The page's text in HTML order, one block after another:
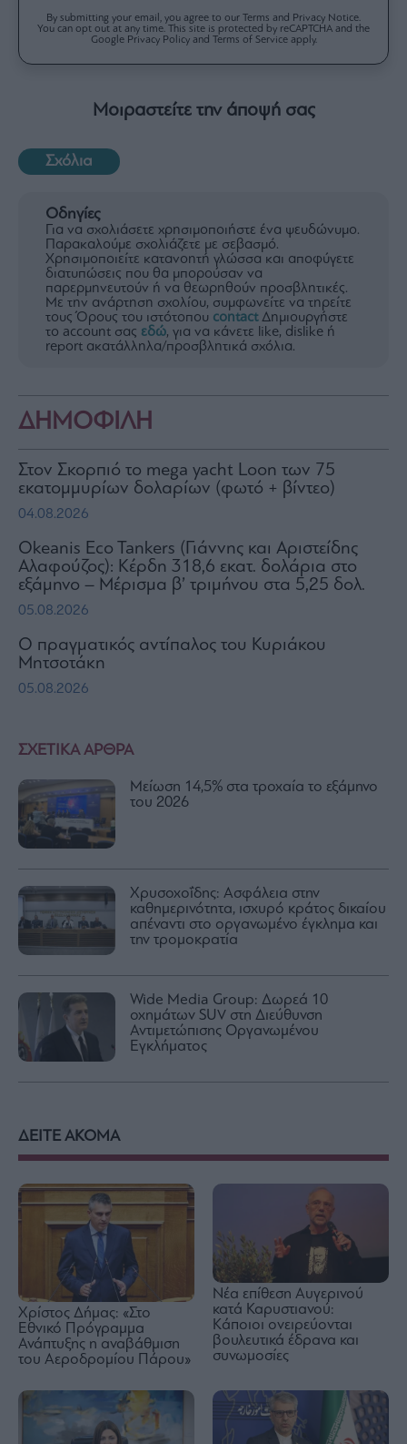
ΣΧΕΤΙΚΑ ΑΡΘΡΑ
Μείωση 14,5% στα τροχαία το εξάμηνο
του 2026
Χρυσοχοΐδης: Ασφάλεια στην
καθημερινότητα, ισχυρό κράτος δικαίου
απέναντι στο οργανωμένο έγκλημα και
την τρομοκρατία
Wide Media Group: Δωρεά 10
οχημάτων SUV στη Διεύθυνση
Αντιμετώπισης Οργανωμένου
Εγκλήματος
By submitting your email, you agree to our Terms and Privacy Notice.
You can opt out at any time. This site is protected by reCAPTCHA and the
Google Privacy Policy and Terms of Service apply.
Μοιραστείτε την άποψή σας
Σχόλια
Οδηγίες
Για να σχολιάσετε χρησιμοποιήστε ένα ψευδώνυμο.
Παρακαλούμε σχολιάζετε με σεβασμό.
Χρησιμοποιείτε κατανοητή γλώσσα και αποφύγετε
διατυπώσεις που θα μπορούσαν να
παρερμηνευτούν ή να θεωρηθούν προσβλητικές.
Με την ανάρτηση σχολίου, συμφωνείτε να τηρείτε
τους Όρους του ιστότοπου contactΔημιουργήστε
το account σας εδώ, για να κάνετε like, dislike ή
report ακατάλληλα/προσβλητικά σχόλια.
ΔΗΜΟΦΙΛΗ
Στον Σκορπιό το mega yacht Loon των 75
εκατομμυρίων δολαρίων (φωτό + βίντεο)
04.08.2026
Okeanis Eco Tankers (Γιάννης και Αριστείδης
Αλαφούζος): Κέρδη 318,6 εκατ. δολάρια στο
εξάμηνο – Μέρισμα β’ τριμήνου στα 5,25 δολ.
05.08.2026
Ο πραγματικός αντίπαλος του Κυριάκου
Μητσοτάκη
05.08.2026
ΔΕΙΤΕ ΑΚΟΜΑ
Χρίστος Δήμας: «Στο
Εθνικό Πρόγραμμα
Ανάπτυξης η αναβάθμιση
του Αεροδρομίου Πάρου»
Νέα επίθεση Αυγερινού
κατά Καρυστιανού:
Kάποιοι ονειρεύονται
βουλευτικά έδρανα και
συνωμοσίες